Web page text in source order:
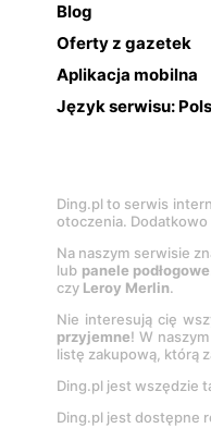
Blog
Oferty z gazetek
Aplikacja mobilna
Język serwisu:
Ding.pl to serwis
otoczenia.
Na naszym serwisie
lub panele podłogowe
czy Leroy Merlin.
Nie interesują cię
przyjemne! W
listę zakupową, którą
Ding.pl jest wszędzie
Ding.pl jest dostępne